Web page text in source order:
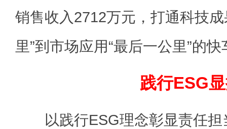
销售收入2712万元，打通科技
里”到市场应用“最后一公里”的
践行ESG
以践行ESG理念彰显责任担